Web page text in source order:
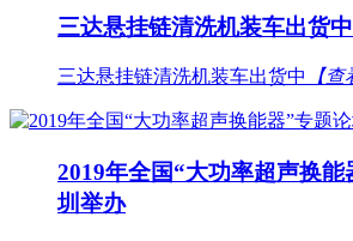
三达悬挂链清洗机装车出货中
三达悬挂链清洗机装车出货中 【查
2019年全国“大功率超声换
圳举办